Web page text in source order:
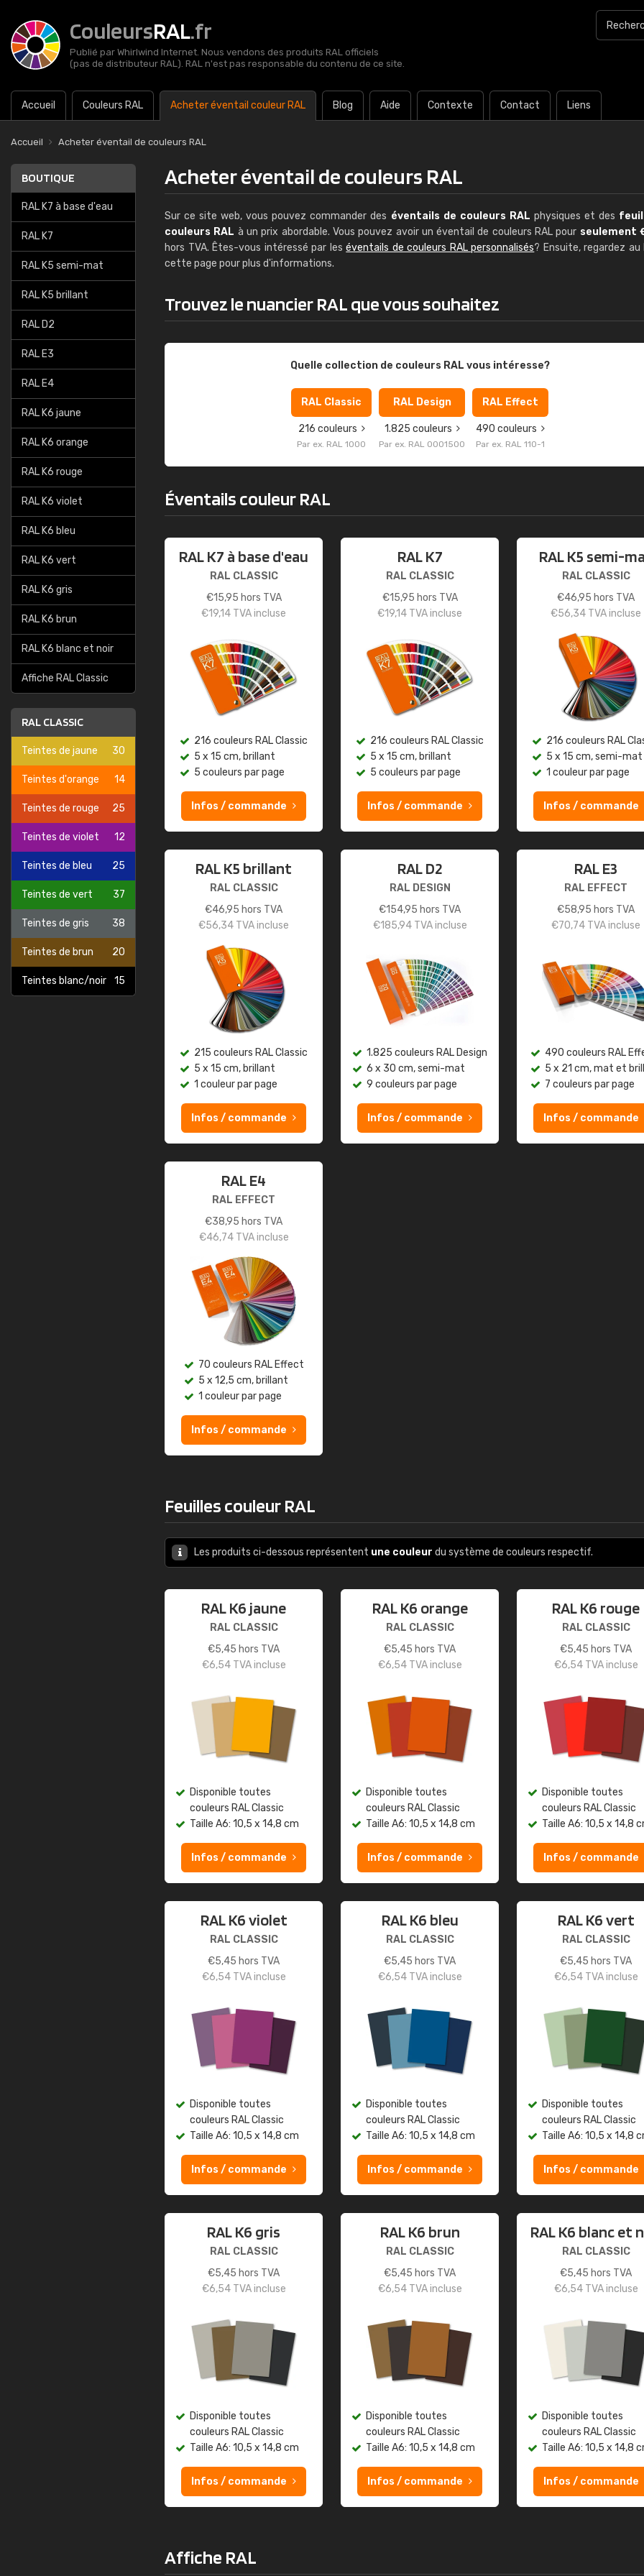
CouleursRAL.fr
Publié par Whirlwind Internet. Nous vendons des produits RAL officiels
(pas de distributeur RAL). RAL n'est pas responsable du contenu de ce site.
Accueil Couleurs RAL Acheter éventail couleur RAL Blog Aide Contexte Contact Liens
Accueil Acheter éventail de couleurs RAL
BOUTIQUE
RAL K7 à base d'eau
RAL K7
RAL K5 semi-mat
RAL K5 brillant
RAL D2
RAL E3
RAL E4
RAL K6 jaune
RAL K6 orange
RAL K6 rouge
RAL K6 violet
RAL K6 bleu
RAL K6 vert
RAL K6 gris
RAL K6 brun
RAL K6 blanc et noir
Affiche RAL Classic
RAL CLASSIC
Teintes de jaune 30
Teintes d'orange 14
Teintes de rouge 25
Teintes de violet 12
Teintes de bleu 25
Teintes de vert 37
Teintes de gris 38
Teintes de brun 20
Teintes blanc/noir 15
Acheter éventail de couleurs RAL
Sur ce site web, vous pouvez commander des éventails de couleurs RAL physiques et des
couleurs RAL à un prix abordable. Vous pouvez avoir un éventail de couleurs RAL pour seulement
hors TVA. Êtes-vous intéressé par leséventails de couleurs RAL personnalisés? Ensuite, regardez au
cette page pour plus d'informations.
Trouvez le nuancier RAL que vous souhaitez
Quelle collection de couleurs RAL vous intéresse?
RAL Classic
216 couleurs
Par ex. RAL 1000
RAL Design
1.825 couleurs
Par ex. RAL 0001500
RAL Effect
490 couleurs
Par ex. RAL 110-1
Éventails couleur RAL
RAL K7 à base d'eau
RAL CLASSIC
€15,95 hors TVA
€19,14 TVA incluse
216 couleurs RAL Classic
5 x 15 cm, brillant
5 couleurs par page
Infos / commande
RAL K7
RAL CLASSIC
€15,95 hors TVA
€19,14 TVA incluse
216 couleurs RAL Classic
5 x 15 cm, brillant
5 couleurs par page
Infos / commande
RAL K5 semi-
RAL CLASSIC
€46,95 hors TVA
€56,34 TVA incluse
216 couleurs RAL
5 x 15 cm, semi-mat
1 couleur par page
Infos / commande
RAL K5 brillant
RAL CLASSIC
€46,95 hors TVA
€56,34 TVA incluse
215 couleurs RAL Classic
5 x 15 cm, brillant
1 couleur par page
Infos / commande
RAL D2
RAL DESIGN
€154,95 hors TVA
€185,94TVA incluse
1.825 couleurs RAL Design
6 x 30 cm, semi-mat
9 couleurs par page
Infos / commande
RAL E3
RAL EFFECT
€58,95 hors TVA
€70,74 TVA incluse
490 couleurs RAL
5 x 21 cm, mat et
7 couleurs par page
Infos / commande
RAL E4
RAL EFFECT
€38,95 hors TVA
€46,74TVA incluse
70 couleurs RAL Effect
5 x 12,5 cm, brillant
1 couleur par page
Infos / commande
Feuilles couleur RAL
Les produits ci-dessous représentent une couleur du système de couleurs respectif.
RAL K6 jaune
RAL CLASSIC
€5,45 hors TVA
€6,54TVA incluse
Disponible toutes
couleurs RAL Classic
Taille A6: 10,5 x 14,8 cm
Infos / commande
RAL K6 orange
RAL CLASSIC
€5,45 hors TVA
€6,54TVA incluse
Disponible toutes
couleurs RAL Classic
Taille A6: 10,5 x 14,8 cm
Infos / commande
RAL K6 rouge
RAL CLASSIC
€5,45 hors TVA
€6,54TVA incluse
Disponible toutes
couleurs RAL Classic
Taille A6: 10,5 x 14,8
Infos / commande
RAL K6 violet
RAL CLASSIC
€5,45 hors TVA
€6,54TVA incluse
Disponible toutes
couleurs RAL Classic
Taille A6: 10,5 x 14,8 cm
Infos / commande
RAL K6 bleu
RAL CLASSIC
€5,45 hors TVA
€6,54TVA incluse
Disponible toutes
couleurs RAL Classic
Taille A6: 10,5 x 14,8 cm
Infos / commande
RAL K6 vert
RAL CLASSIC
€5,45 hors TVA
€6,54TVA incluse
Disponible toutes
couleurs RAL Classic
Taille A6: 10,5 x 14,8
Infos / commande
RAL K6 gris
RAL CLASSIC
€5,45 hors TVA
€6,54TVA incluse
Disponible toutes
couleurs RAL Classic
Taille A6: 10,5 x 14,8 cm
Infos / commande
RAL K6 brun
RAL CLASSIC
€5,45 hors TVA
€6,54TVA incluse
Disponible toutes
couleurs RAL Classic
Taille A6: 10,5 x 14,8 cm
Infos / commande
RAL K6 blanc et
RAL CLASSIC
€5,45 hors TVA
€6,54TVA incluse
Disponible toutes
couleurs RAL Classic
Taille A6: 10,5 x 14,8
Infos / commande
Affiche RAL
Guillaume Euvrard
"Le site ne permet pas de voir
bien passé et le produit reçu me